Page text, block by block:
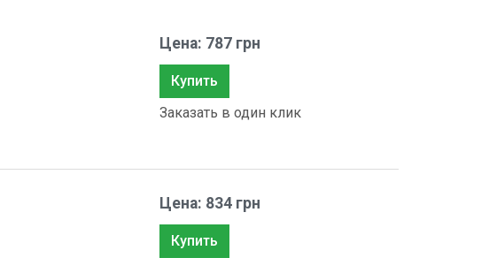
Цена: 787 грн
Купить
Заказать в один клик
Цена: 834 грн
Купить